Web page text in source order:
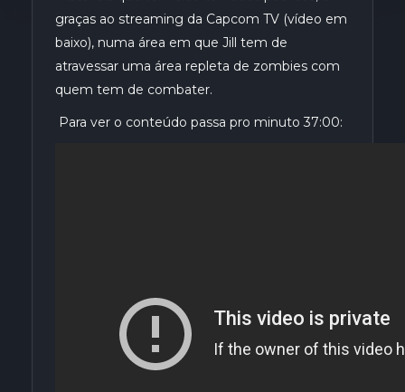
graças ao streaming da Capcom TV (vídeo em
baixo), numa área em que Jill tem de
atravessar uma área repleta de zombies com
quem tem de combater.
Para ver o conteúdo passa pro minuto 37:00: